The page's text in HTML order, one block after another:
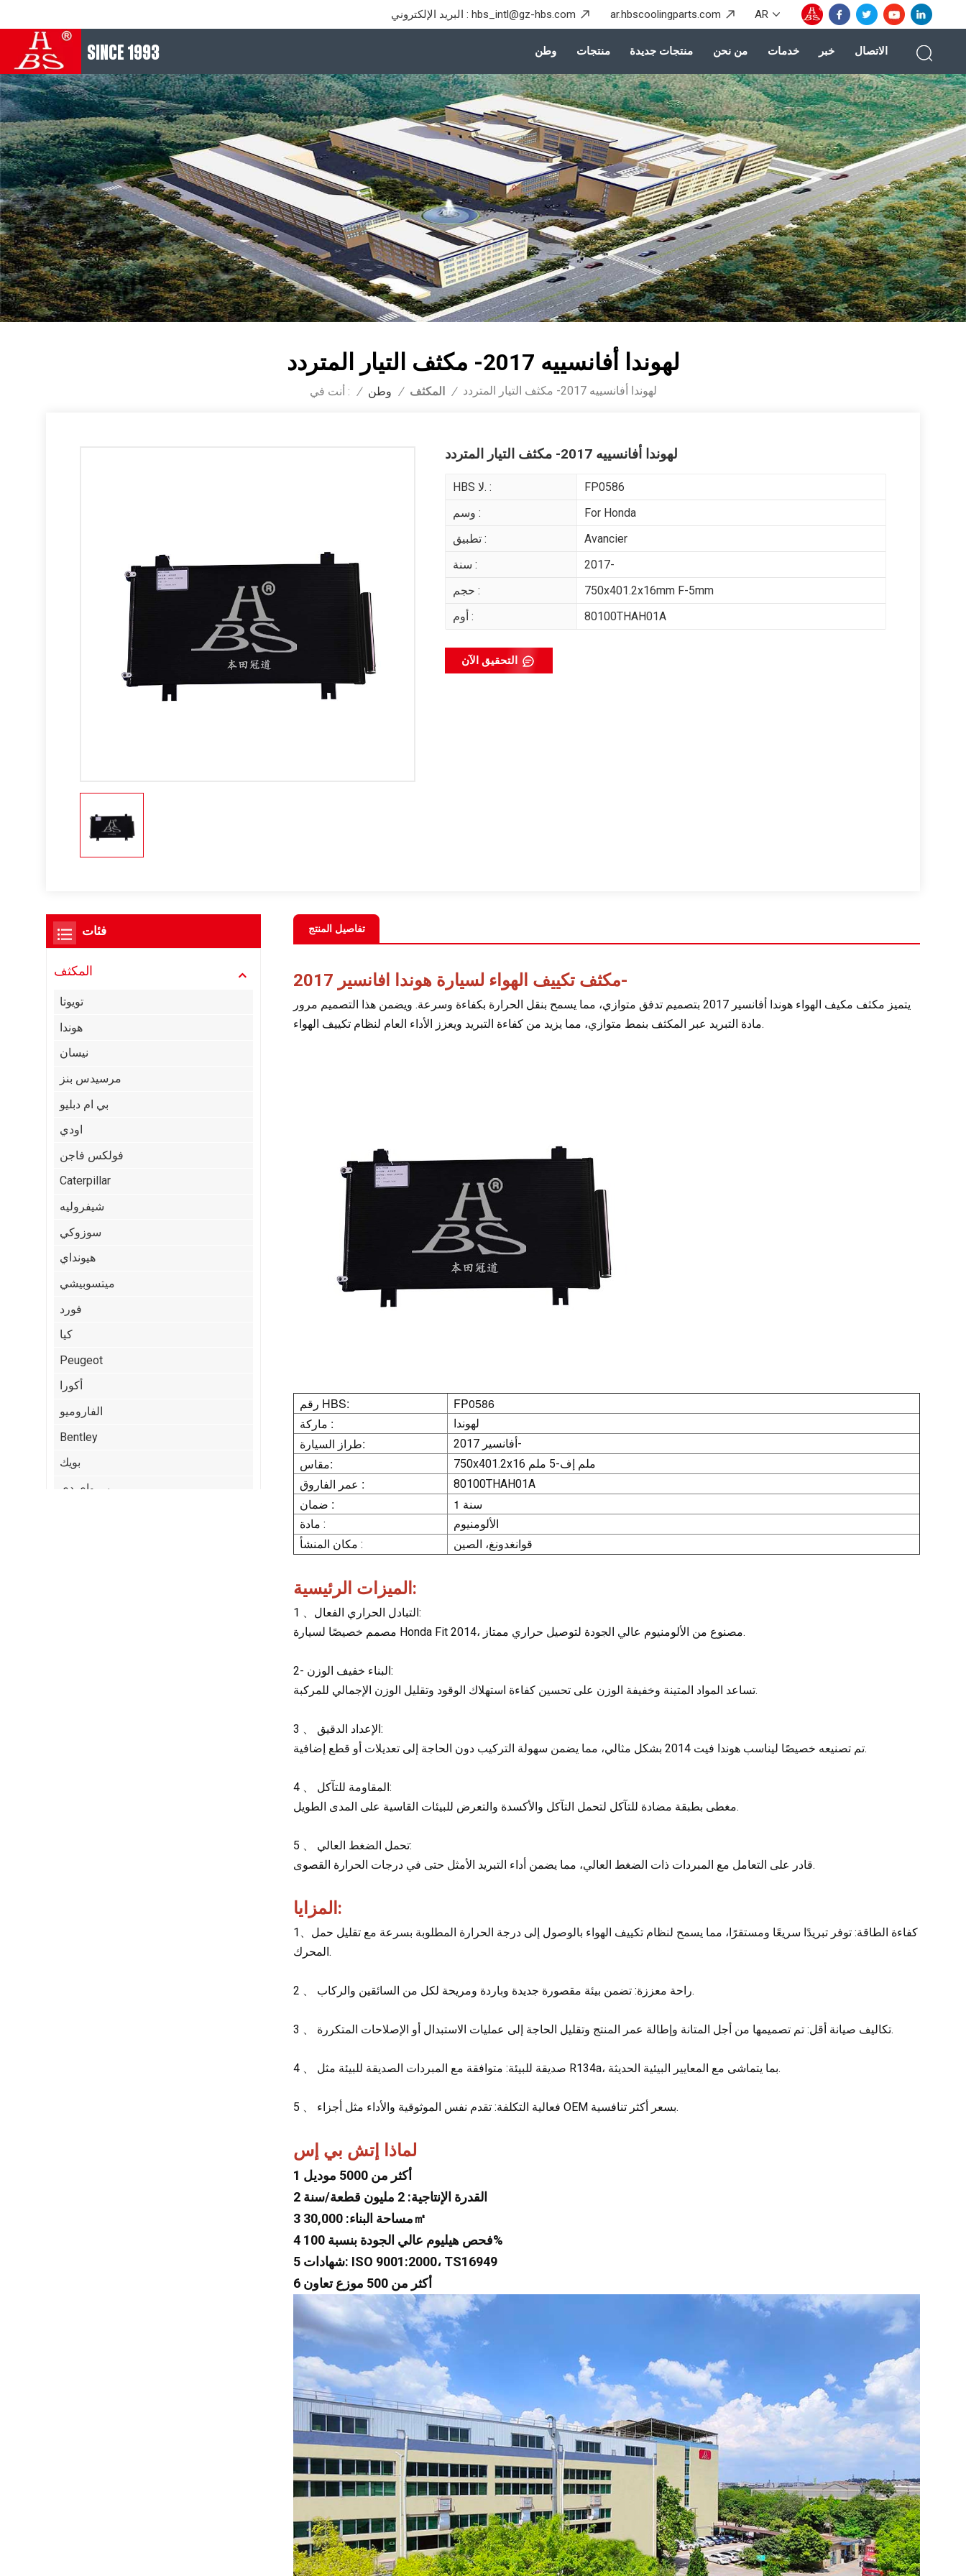
AR البريد الإلكتروني :hbs_intl@gz-hbs.com ar.hbscoolingparts.com
SINCE 1993 وطن منتجات منتجات جديدة من نحن خدمات خبر الاتصال
لهوندا أفانسييه 2017- مكثف التيار المتردد
أنت في : / وطن / المكثف / لهوندا أفانسييه 2017- مكثف التيار المتردد
لهوندا أفانسييه 2017- مكثف التيار المتردد
HBS لا. :
FP0586
وسم :
For Honda
تطبيق :
Avancier
سنة :
2017-
حجم :
750x401.2x16mm F-5mm
أوم :
80100THAH01A
التحقيق الآن
تفاصيل المنتج
مكثف تكييف الهواء لسيارة هوندا افانسير 2017-
يتميز مكثف مكيف الهواء هوندا أفانسير 2017 بتصميم تدفق متوازي، مما يسمح بنقل الحرارة بكفاءة وسرعة. ويضمن هذا التصميم مرور
مادة التبريد عبر المكثف بنمط متوازي، مما يزيد من كفاءة التبريد ويعزز الأداء العام لنظام تكييف الهواء.
رقم HBS:
FP0586
ماركة :
لهوندا
طراز السيارة: أفانسير 2017-
مقاس: 750x401.2x16 ملم إف-5 ملم
عمر الفاروق : 80100THAH01A
ضمان : 1 سنة
مادة :
الألومنيوم
مكان المنشأ :
قوانغدونغ، الصين
الميزات الرئيسية:
1 、
التبادل الحراري الفعال:
مصمم خصيصًا لسيارة Honda Fit 2014، مصنوع من الألومنيوم عالي الجودة لتوصيل حراري ممتاز.
2- البناء خفيف الوزن:
تساعد المواد المتينة وخفيفة الوزن على تحسين كفاءة استهلاك الوقود وتقليل الوزن الإجمالي للمركبة.
3 、 الإعداد الدقيق:
تم تصنيعه خصيصًا ليناسب هوندا فيت 2014 بشكل مثالي، مما يضمن سهولة التركيب دون الحاجة إلى تعديلات أو قطع إضافية.
4 、 المقاومة للتآكل:
مغطى بطبقة مضادة للتآكل لتحمل التآكل والأكسدة والتعرض للبيئات القاسية على المدى الطويل.
5 、 تحمل الضغط العالي:
قادر على التعامل مع المبردات ذات الضغط العالي، مما يضمن أداء التبريد الأمثل حتى في درجات الحرارة القصوى.
المزايا:
1、كفاءة الطاقة: توفر تبريدًا سريعًا ومستقرًا، مما يسمح لنظام تكييف الهواء بالوصول إلى درجة الحرارة المطلوبة بسرعة مع تقليل حمل
المحرك.
2 、 راحة معززة: تضمن بيئة مقصورة جديدة وباردة ومريحة لكل من السائقين والركاب.
3 、 تكاليف صيانة أقل: تم تصميمها من أجل المتانة وإطالة عمر المنتج وتقليل الحاجة إلى عمليات الاستبدال أو الإصلاحات المتكررة.
4 、 صديقة للبيئة: متوافقة مع المبردات الصديقة للبيئة مثل R134a، بما يتماشى مع المعايير البيئية الحديثة.
5 、 فعالية التكلفة: تقدم نفس الموثوقية والأداء مثل أجزاء OEM بسعر أكثر تنافسية.
لماذا إتش بي إس
1 أكثر من 5000 موديل
2 القدرة الإنتاجية: 2 مليون قطعة/سنة
3 مساحة البناء: 30,000㎡
4 فحص هيليوم عالي الجودة بنسبة 100%
5 شهادات: ISO 9001:2000، TS16949
6 أكثر من 500 موزع تعاون
فئات
المكثف
تويوتا
هوندا
نيسان
مرسيدس بنز
بي ام دبليو
اودي
فولكس فاجن
Caterpillar
شيفروليه
سوزوكي
هيونداي
ميتسوبيشي
فورد
كيا
Peugeot
أكورا
الفاروميو
Bentley
بويك
بي واي دي